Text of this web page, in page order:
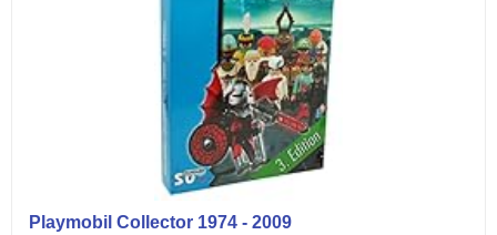
Playmobil Collector 1974 - 2009